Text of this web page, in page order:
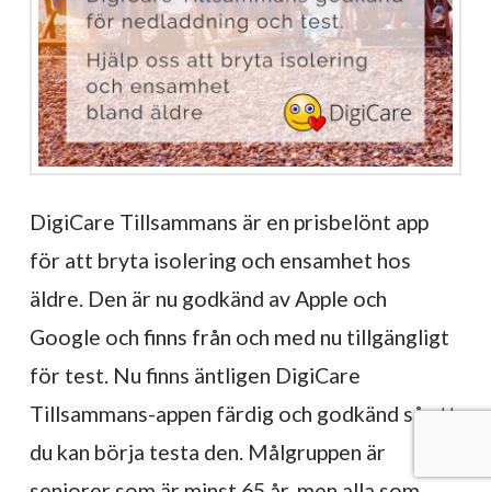
DigiCare Tillsammans är en prisbelönt app
för att bryta isolering och ensamhet hos
äldre. Den är nu godkänd av Apple och
Google och finns från och med nu tillgängligt
för test. Nu finns äntligen DigiCare
Tillsammans-appen färdig och godkänd så att
du kan börja testa den. Målgruppen är